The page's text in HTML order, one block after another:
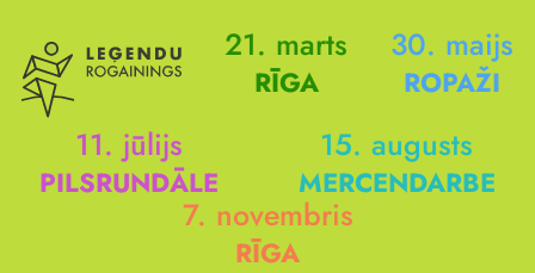
21. marts
RĪGA
30. maijs
ROPAŽI
11. jūlijs
PILSRUNDĀLE
15. augusts
MERCENDARBE
7. novembris
RĪGA